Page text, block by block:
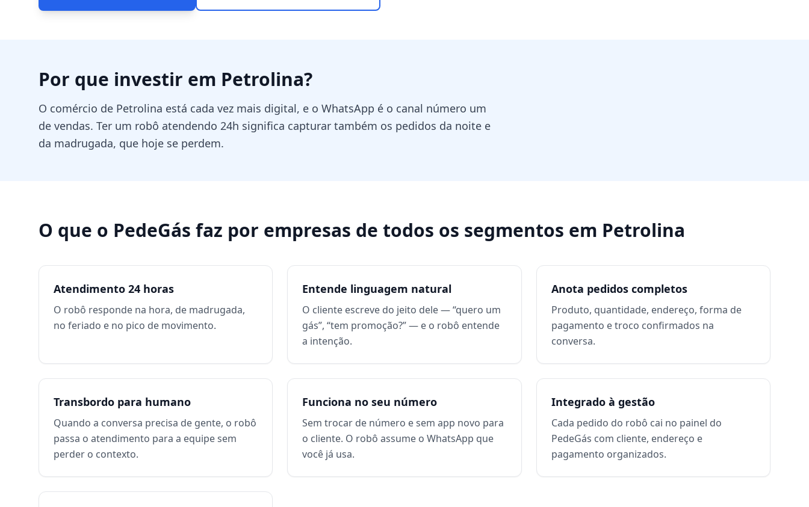
Por que investir em Petrolina?
O comércio de Petrolina está cada vez mais digital, e o WhatsApp é o canal número um
de vendas. Ter um robô atendendo 24h significa capturar também os pedidos da noite e
da madrugada, que hoje se perdem.
O que o PedeGás faz por empresas de todos os segmentos em Petrolina
Atendimento 24 horas
O robô responde na hora, de madrugada,
no feriado e no pico de movimento.
Entende linguagem natural
O cliente escreve do jeito dele — “quero um
gás”, “tem promoção?” — e o robô entende
a intenção.
Anota pedidos completos
Produto, quantidade, endereço, forma de
pagamento e troco confirmados na
conversa.
Transbordo para humano
Quando a conversa precisa de gente, o robô
passa o atendimento para a equipe sem
perder o contexto.
Funciona no seu número
Sem trocar de número e sem app novo para
o cliente. O robô assume o WhatsApp que
você já usa.
Integrado à gestão
Cada pedido do robô cai no painel do
PedeGás com cliente, endereço e
pagamento organizados.